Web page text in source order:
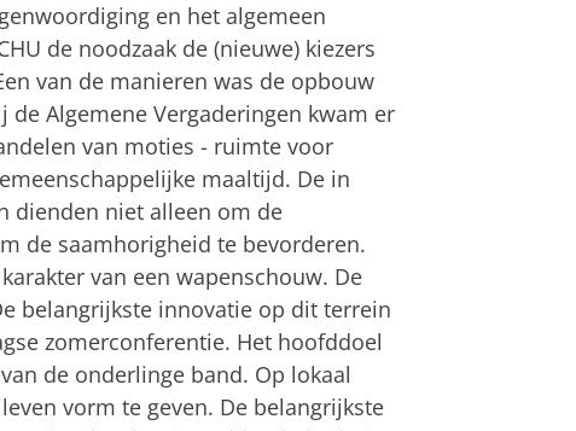
en het algemeen
de noodzaak de (nieuwe) kiezers
van de manieren was de opbouw
Algemene Vergaderingen kwam er
van moties - ruimte voor
maaltijd. De in
dienden niet alleen om de
de saamhorigheid te bevorderen.
van een wapenschouw. De
belangrijkste innovatie op dit terrein
zomerconferentie. Het hoofddoel
de onderlinge band. Op lokaal
vorm te geven. De belangrijkste